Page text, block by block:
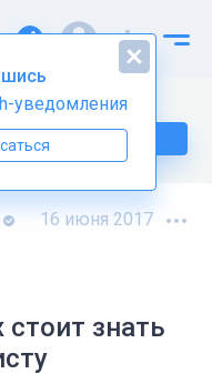
в Telegram
16 июня 2017
знать
уведомления